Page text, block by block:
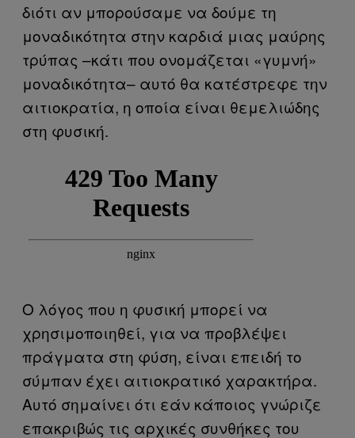
διότι αν μπορούσαμε να δούμε τη
μοναδικότητα στην καρδιά μιας μαύρης
τρύπας –κάτι που ονομάζεται «γυμνή»
μοναδικότητα– αυτό θα κατέστρεφε την
αιτιοκρατία, η οποία είναι θεμελιώδης
στη φυσική.
Ο λόγος που η φυσική μπορεί να
χρησιμοποιηθεί, για να προβλέψει
πράγματα στη φύση, είναι επειδή το
σύμπαν έχει αιτιοκρατικό χαρακτήρα.
Αυτό σημαίνει ότι εάν κάποιος γνώριζε
επακριβώς τις αρχικές συνθήκες του